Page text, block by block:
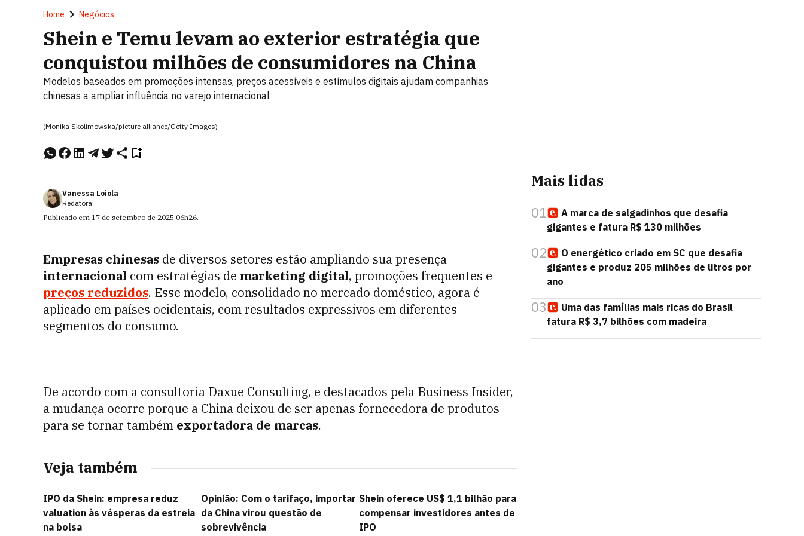
Home Negócios
Shein e Temu levam ao exterior estratégia que
conquistou milhões de consumidores na China
Modelos baseados em promoções intensas, preços acessíveis e estímulos digitais ajudam companhias
chinesas a ampliar influência no varejo internacional
(Monika Skolimowska/picture alliance/Getty Images)
Vanessa Loiola
Redatora
Publicado em 17 de setembro de 2025 06h26.
Empresas chinesas de diversos setores estão ampliando sua presença
internacional com estratégias de marketing digital, promoções frequentes e
preços reduzidos. Esse modelo, consolidado no mercado doméstico, agora é
aplicado em países ocidentais, com resultados expressivos em diferentes
segmentos do consumo.
De acordo com a consultoria Daxue Consulting, e destacados pela Business Insider,
a mudança ocorre porque a China deixou de ser apenas fornecedora de produtos
para se tornar também exportadora de marcas.
Veja também
IPO da Shein: empresa reduz
valuation às vésperas da estreia
na bolsa
Opinião: Com o tarifaço, importar
da China virou questão de
sobrevivência
Shein oferece US$ 1,1 bilhão para
compensar investidores antes de
IPO
Mais lidas
01
A marca de salgadinhos que desafia
gigantes e fatura R$ 130 milhões
02
O energético criado em SC que desafia
gigantes e produz 205 milhões de litros por
ano
03
Uma das famílias mais ricas do Brasil
fatura R$ 3,7 bilhões com madeira